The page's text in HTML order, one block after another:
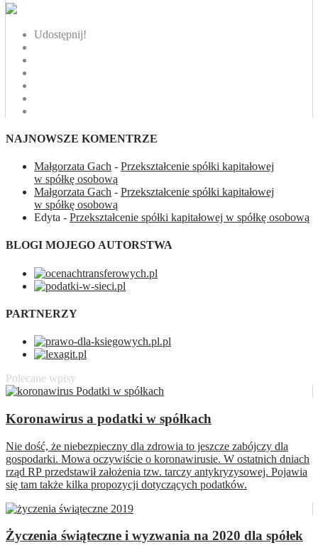
Udostępnij!
NAJNOWSZE KOMENTRZE
Małgorzata Gach - Przekształcenie spółki kapitałowej
w spółkę osobową
Małgorzata Gach - Przekształcenie spółki kapitałowej
w spółkę osobową
Edyta - Przekształcenie spółki kapitałowej w spółkę osobową
BLOGI MOJEGO AUTORSTWA
PARTNERZY
Polecane wpisy
Koronawirus a podatki w spółkach
Nie dość, że niebezpieczny dla zdrowia to jeszcze zabójczy dla
gospodarki. Mowa oczywiście o koronawirusie. W ostatnich dniach
rząd RP przedstawił założenia tzw. tarczy antykryzysowej. Pojawia
się tam także kilka propozycji dotyczących podatków.
Życzenia świąteczne i wyzwania na 2020 dla spółek